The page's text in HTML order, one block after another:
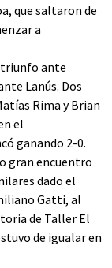
que saltaron de
a
triunfo ante
Lanús. Dos
Rima y Brian
el
ganando 2-0.
gran encuentro
dado el
Gatti, al
de Taller El
de igualar en